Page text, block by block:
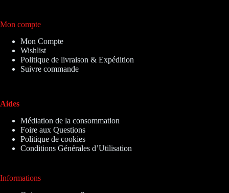
Mon compte
Mon Compte
Wishlist
Politique de livraison & Expédition
Suivre commande
Aides
Médiation de la consommation
Foire aux Questions
Politique de cookies
Conditions Générales d’Utilisation
Informations